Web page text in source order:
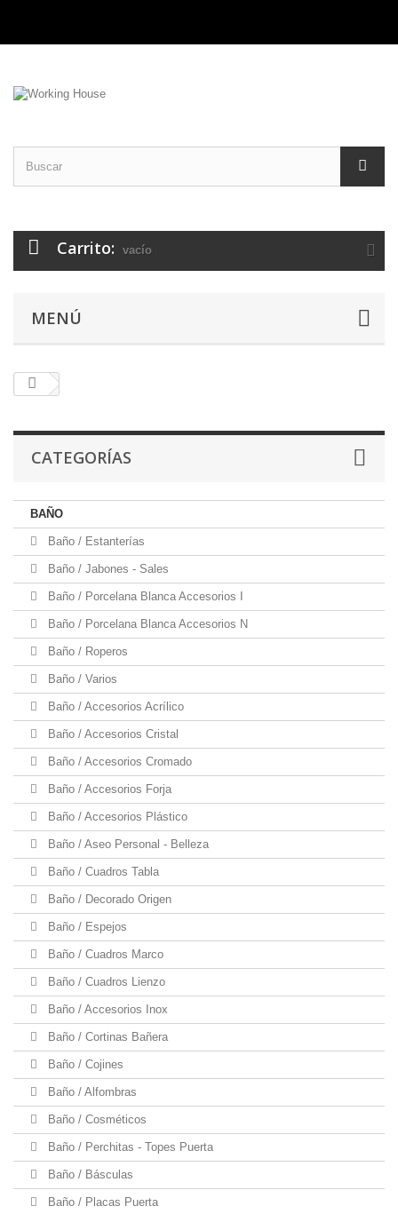
Carrito: vacío
MENÚ
CATEGORÍAS
BAÑO
Baño / Estanterías
Baño / Jabones - Sales
Baño / Porcelana Blanca Accesorios I
Baño / Porcelana Blanca Accesorios N
Baño / Roperos
Baño / Varios
Baño / Accesorios Acrílico
Baño / Accesorios Cristal
Baño / Accesorios Cromado
Baño / Accesorios Forja
Baño / Accesorios Plástico
Baño / Aseo Personal - Belleza
Baño / Cuadros Tabla
Baño / Decorado Origen
Baño / Espejos
Baño / Cuadros Marco
Baño / Cuadros Lienzo
Baño / Accesorios Inox
Baño / Cortinas Bañera
Baño / Cojines
Baño / Alfombras
Baño / Cosméticos
Baño / Perchitas - Topes Puerta
Baño / Básculas
Baño / Placas Puerta